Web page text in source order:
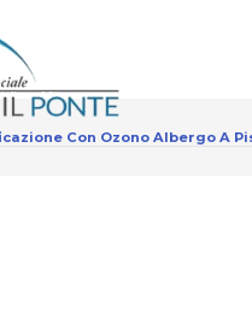
Con Ozono Albergo A